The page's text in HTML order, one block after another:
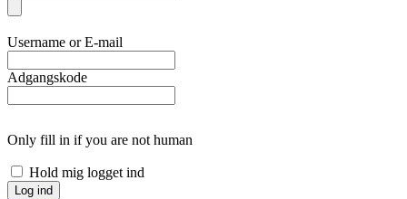
Username or E-mail
Adgangskode
Only fill in if you are not human
Hold mig logget ind